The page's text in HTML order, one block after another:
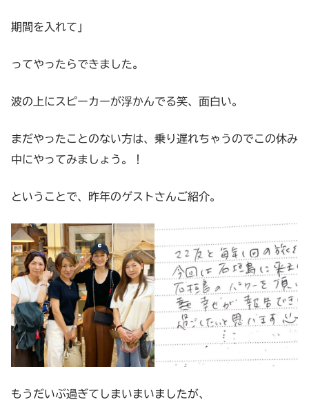
期間を入れて」
ってやったらできました。
波の上にスピーカーが浮かんでる笑、面白い。
まだやったことのない方は、乗り遅れちゃうのでこの休み
中にやってみましょう。！
ということで、昨年のゲストさんご紹介。
もうだいぶ過ぎてしまいまいましたが、